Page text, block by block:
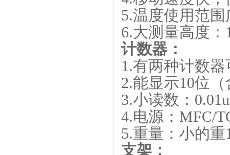
5.温度使用范
6.大测量高度：
计数器：
1.有两种计数器
2.能显示10位
3.小读数：
4.电源：MFC/
5.重量：小的重
支架：